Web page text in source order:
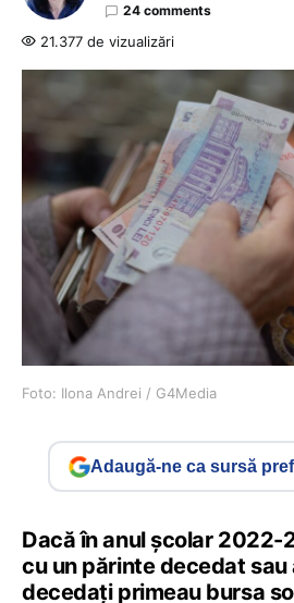
24 comments
21.377 de vizualizări
Foto: Ilona Andrei / G4Media
Adaugă-ne ca sursă
Dacă în anul școlar
cu un părinte decedat
decedați primeau bursa